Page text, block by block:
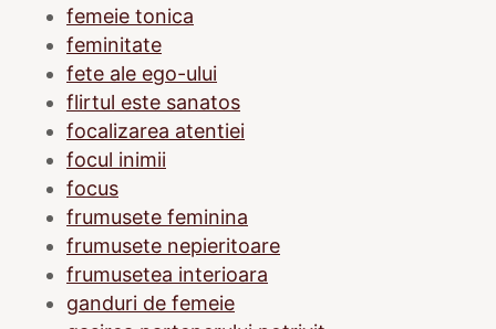
femeie tonica
feminitate
fete ale ego-ului
flirtul este sanatos
focalizarea atentiei
focul inimii
focus
frumusete feminina
frumusete nepieritoare
frumusetea interioara
ganduri de femeie